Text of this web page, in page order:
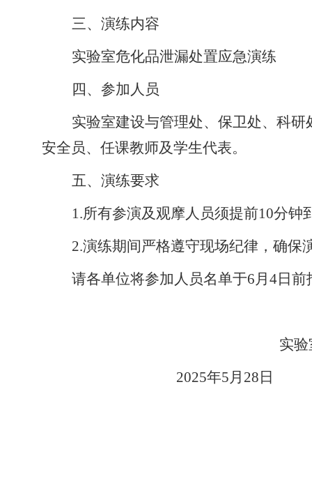
三、演练内容
实验室危化品泄漏处置应急演练
四、参加人员
实验室建设与管理处、 保卫处、科研
安全员、 任课教师及学生代表。
五、演练要求
1.所有参演及观摩人员须提前10分钟
2.演练期间严格遵守现场纪律，确保
请各单位将参加人员名单于6月 4日
实
2025年5月 28 日